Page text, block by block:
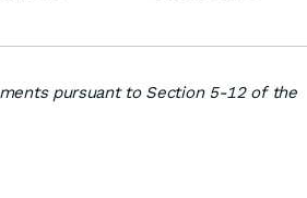
pursuant to Section 5-12 of the